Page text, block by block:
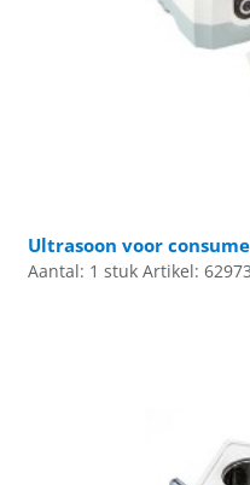
Ultrasoon voor
Aantal: 1 stuk Artikel: